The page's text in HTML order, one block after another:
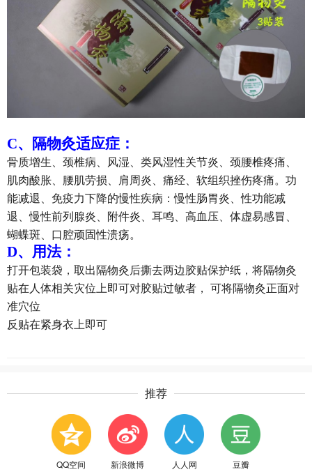
C、 隔物灸适应症：
骨质增生、颈椎病、风湿、类风湿性关节炎、颈腰椎疼痛、
肌肉酸胀、腰肌劳损、肩周炎、痛经、软组织挫伤疼痛。功
能减退、免疫力下降的慢性疾病：慢性肠胃炎、性功能减
退、慢性前列腺炎、附件炎、耳鸣、高血压、体虚易感冒、
蝴蝶斑、口腔顽固性溃疡。
D、 用法：
打开包装袋，取出隔物灸后撕去两边胶贴保护纸，将隔物灸
贴在人体相关灾位上即可对胶贴过敏者，
可将隔物灸正面对
准穴位
反贴在紧身衣上即可
推荐
QQ空间 新浪微博 人人网 豆瓣